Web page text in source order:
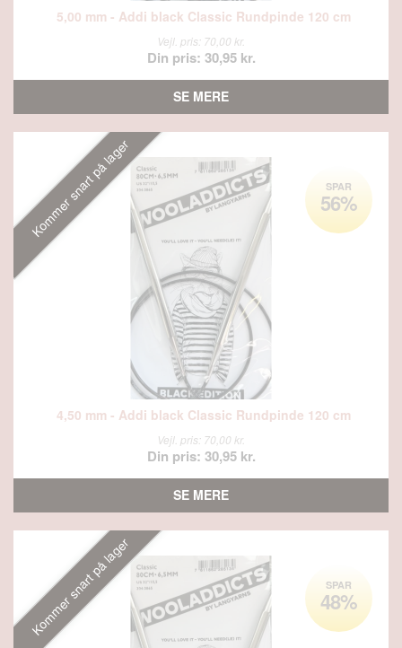
5,00 mm - Addi black Classic Rundpinde 120 cm
Vejl. pris: 70,00 kr.
Din pris: 30,95 kr.
SE MERE
Kommer snart på lager SPAR
56%
4,50 mm - Addi black Classic Rundpinde 120 cm
Vejl. pris: 70,00 kr.
Din pris: 30,95 kr.
SE MERE
Kommer snart på lager SPAR
48%